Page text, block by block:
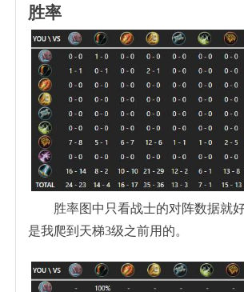
胜率
胜率图中只看战士的对阵数据就
是我爬到天梯3级之前用的。